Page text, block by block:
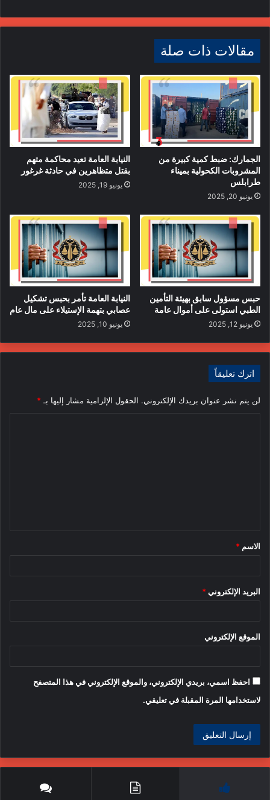
مقالات ذات صلة
الجمارك: ضبط كمية كبيرة من
المشروبات الكحولية بميناء
طرابلس
يونيو 20, 2025
النيابة العامة تعيد محاكمة متهم
بقتل متظاهرين في حادثة غرغور
يونيو 19, 2025
حبس مسؤول سابق بهيئة التأمين
الطبي استولى على أموال عامة
يونيو 12, 2025
النيابة العامة تأمر بحبس تشكيل
عصابي بتهمة الإستيلاء على مال عام
يونيو 10, 2025
اترك تعليقاً
لن يتم نشر عنوان بريدك الإلكتروني. الحقول الإلزامية مشار إليها بـ *
*
الاسم *
البريد الإلكتروني *
الموقع الإلكتروني
احفظ اسمي، بريدي الإلكتروني، والموقع الإلكتروني في هذا المتصفح
لاستخدامها المرة المقبلة في تعليقي.